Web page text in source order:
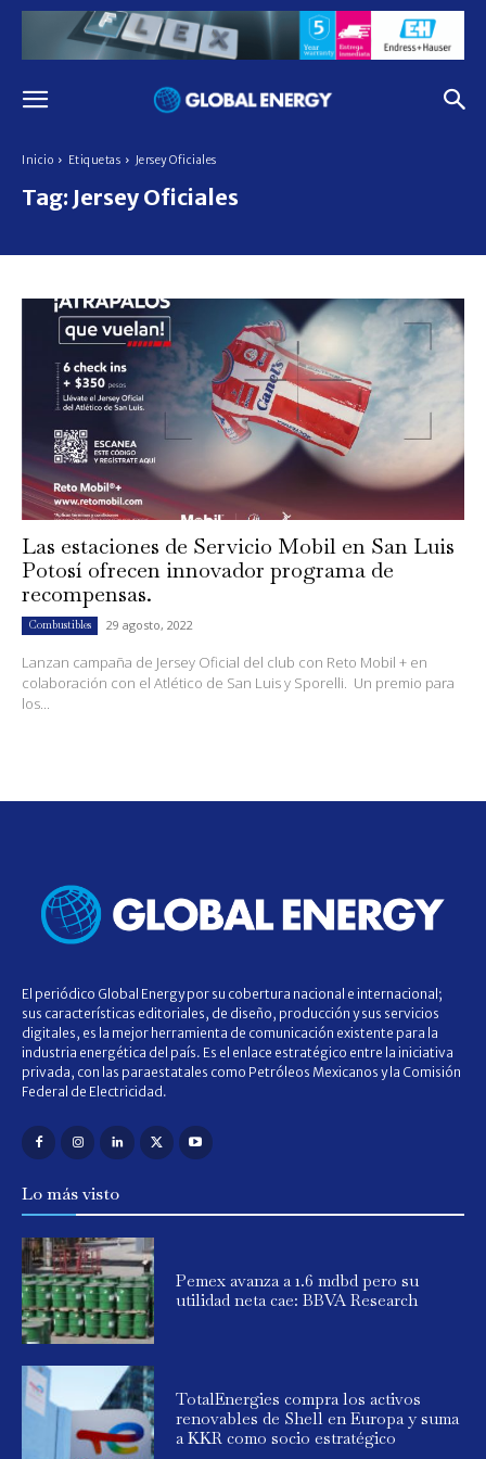
Inicio Etiquetas Jersey Oficiales
Tag: Jersey Oficiales
Las estaciones de Servicio Mobil en San Luis
Potosí ofrecen innovador programa de
recompensas.
Combustibles 29 agosto, 2022
Lanzan campaña de Jersey Oficial del club con Reto Mobil + en
colaboración con el Atlético de San Luis y Sporelli. Un premio para
los...
El periódico Global Energy por su cobertura nacional e internacional;
sus características editoriales, de diseño, producción y sus servicios
digitales, es la mejor herramienta de comunicación existente para la
industria energética del país. Es el enlace estratégico entre la iniciativa
privada, con las paraestatales como Petróleos Mexicanos y la Comisión
Federal de Electricidad.
Lo más visto
Pemex avanza a 1.6 mdbd pero su
utilidad neta cae: BBVA Research
TotalEnergies compra los activos
renovables de Shell en Europa y suma
a KKR como socio estratégico